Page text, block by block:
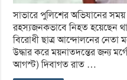
সাভারে পুলিশের অভিযানের
রহস্যজনকভাবে নিহত হয়েছেন
বিরোধী ছাত্র আন্দোলনের নেতা
উদ্ধার করে ময়নাতদন্তের জন্য
আগস্ট) দিবাগত রাত …